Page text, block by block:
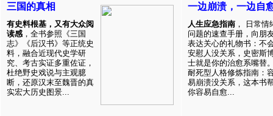
三国的真相
有史料根基，又有大众阅
读感 ，全书参照《三国
志》《后汉书》等正统史
料，融合近现代史学研
究、考古实证多重佐证，
杜绝野史戏说与主观臆
断，还原汉末至魏晋的真
实宏大历史图景...
一边崩溃，一边自
人生应急指南 ， 日常情
问题的速查手册，向朋
表达关心的礼物书：不
安慰人没关系，史密斯
士就是你的治愈系嘴替
耐死型人格修炼指南：
易崩溃没关系，这本书
你容易自愈...